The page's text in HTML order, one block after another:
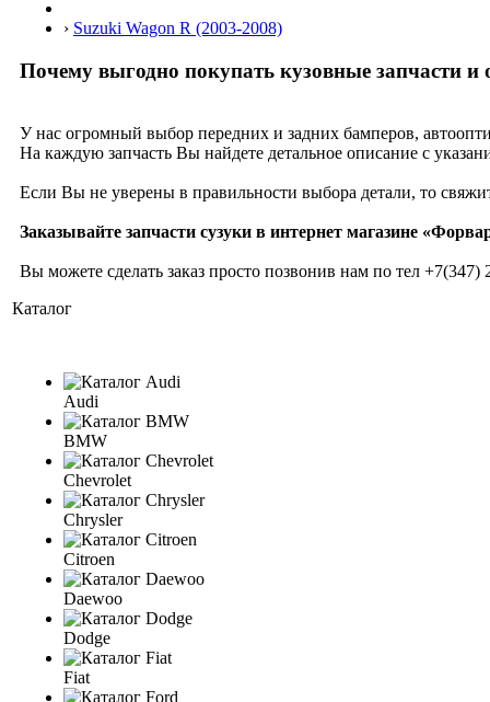
› Suzuki Wagon R (2003-2008)
Почему выгодно покупать кузовные запчасти и
У нас огромный выбор передних и задних бамперов,
На каждую запчасть Вы найдете детальное описание с
Если Вы не уверены в правильности выбора детали, то
Заказывайте запчасти сузуки в интернет магазине
Вы можете сделать заказ просто позвонив нам по тел +7(347)
Каталог
Audi
BMW
Chevrolet
Chrysler
Citroen
Daewoo
Dodge
Fiat